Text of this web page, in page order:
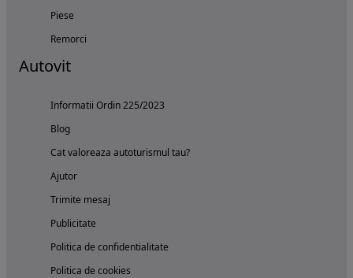
Piese
Remorci
Autovit
Informatii Ordin 225/2023
Blog
Cat valoreaza autoturismul tau?
Ajutor
Trimite mesaj
Publicitate
Politica de confidentialitate
Politica de cookies